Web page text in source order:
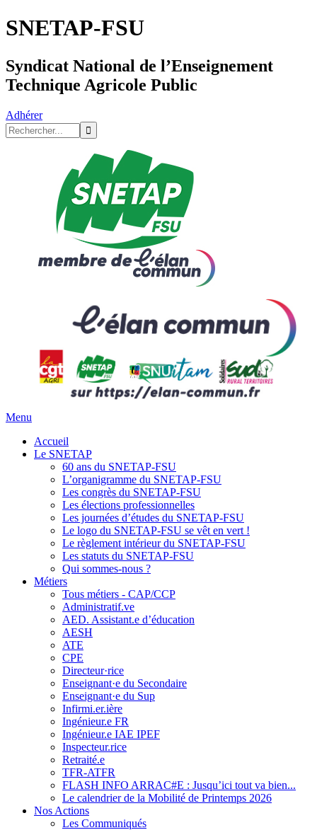
SNETAP-FSU
Syndicat National de l’Enseignement
Technique Agricole Public
Adhérer
Menu
Accueil
Le SNETAP
60 ans du SNETAP-FSU
L’organigramme du SNETAP-FSU
Les congrès du SNETAP-FSU
Les élections professionnelles
Les journées d’études du SNETAP-FSU
Le logo du SNETAP-FSU se vêt en vert !
Le règlement intérieur du SNETAP-FSU
Les statuts du SNETAP-FSU
Qui sommes-nous ?
Métiers
Tous métiers - CAP/CCP
Administratif.ve
AED. Assistant.e d’éducation
AESH
ATE
CPE
Directeur·rice
Enseignant·e du Secondaire
Enseignant·e du Sup
Infirmi.er.ière
Ingénieur.e FR
Ingénieur.e IAE IPEF
Inspecteur.rice
Retraité.e
TFR-ATFR
FLASH INFO ARRAC#E : Jusqu’ici tout va bien...
Le calendrier de la Mobilité de Printemps 2026
Nos Actions
Les Communiqués